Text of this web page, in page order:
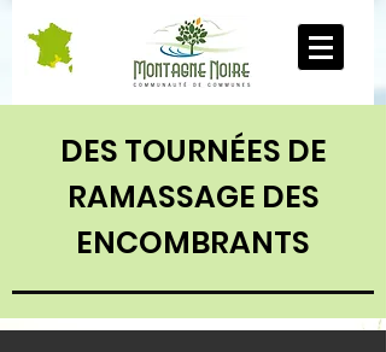
DES TOURNÉES DE
RAMASSAGE DES
ENCOMBRANTS